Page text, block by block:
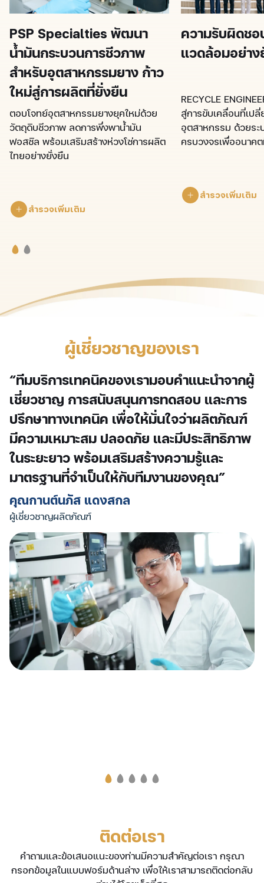
PSP Specialties พัฒนา
น้ำมันกระบวนการชีวภาพ
สำหรับอุตสาหกรรมยาง ก้าว
ใหม่สู่การผลิตที่ยั่งยืน
ตอบโจทย์อุตสาหกรรมยางยุคใหม่ด้วย
วัตถุดิบชีวภาพ ลดการพึ่งพาน้ำมัน
ฟอสซิล พร้อมเสริมสร้างห่วงโซ่การผลิต
ไทยอย่างยั่งยืน
สำรวจเพิ่มเติม
ความรับผิดช
แวดล้อมอย่า
RECYCLE
สู่การขับเคลื่อนที่เป
อุตสาหกรรม ด้วยระ
ครบวงจรเพื่ออนาค
สำรวจเพิ่มเติม
ผู้เชี่ยวชาญของเรา
“ทีมบริการเทคนิคของเรามอบคำแนะนำจากผู้
เชี่ยวชาญ การสนับสนุนการทดสอบ และการ
ปรึกษาทางเทคนิค เพื่อให้มั่นใจว่าผลิตภัณฑ์
มีความเหมาะสม ปลอดภัย และมีประสิทธิภาพ
ในระยะยาว พร้อมเสริมสร้างความรู้และ
มาตรฐานที่จำเป็นให้กับทีมงานของคุณ”
คุณกานต์นภัส แดงสกล
ผู้เชี่ยวชาญผลิตภัณฑ์
ติดต่อเรา
คำถามและข้อเสนอแนะของท่านมีความสำคัญต่อเรา กรุณา
กรอกข้อมูลในแบบฟอร์มด้านล่าง เพื่อให้เราสามารถติดต่อกลับ